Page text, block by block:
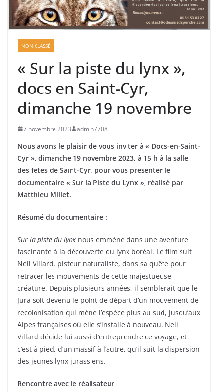
NON CLASSÉ
« Sur la piste du lynx »,
docs en Saint-Cyr,
dimanche 19 novembre
7 novembre 2023 admin7708
Nous avons le plaisir de vous inviter à « Docs-en-Saint-
Cyr », dimanche 19 novembre 2023, à 15 h à la salle
des fêtes de Saint-Cyr, pour vous présenter le
documentaire « Sur la Piste du Lynx », réalisé par
Matthieu Millet.
Résumé du documentaire :
Sur la piste du lynx nous emmène dans une aventure
fascinante à la découverte du lynx boréal. Le film suit
Neil Villard, pisteur naturaliste, dans sa quête pour
retracer les mouvements de cette majestueuse
créature. Depuis plusieurs années, il semblerait que le
Jura soit devenu le point de départ d’un mouvement de
recolonisation qui mène l’espèce plus au sud, jusqu’aux
Alpes françaises où elle s’installe à nouveau. Neil
Villard décide lui aussi d’entreprendre ce voyage, et
c’est à pied, d’un massif à l’autre, qu’il suit la dispersion
des jeunes lynx jurassiens.
Rencontre avec le réalisateur